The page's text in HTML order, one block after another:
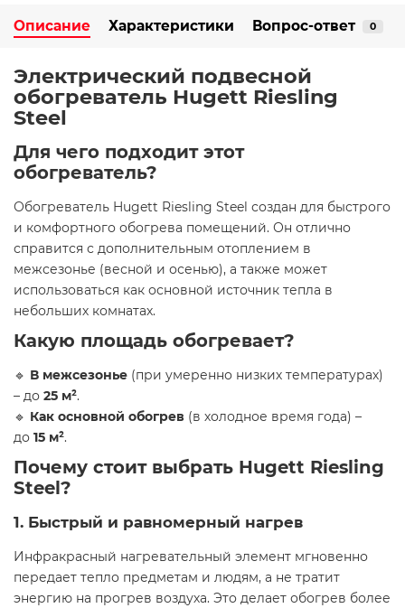
Описание Характеристики Вопрос-ответ 0
Электрический подвесной
обогреватель Hugett Riesling
Steel
Для чего подходит этот
обогреватель?
Обогреватель Hugett Riesling Steel создан для быстрого
и комфортного обогрева помещений. Он отлично
справится с дополнительным отоплением в
межсезонье (весной и осенью), а также может
использоваться как основной источник тепла в
небольших комнатах.
Какую площадь обогревает?
🔹 В межсезонье (при умеренно низких температурах)
– до 25 м².
🔹 Как основной обогрев (в холодное время года) –
до 15 м².
Почему стоит выбрать Hugett Riesling
Steel?
1. Быстрый и равномерный нагрев
Инфракрасный нагревательный элемент мгновенно
передает тепло предметам и людям, а не тратит
энергию на прогрев воздуха. Это делает обогрев более